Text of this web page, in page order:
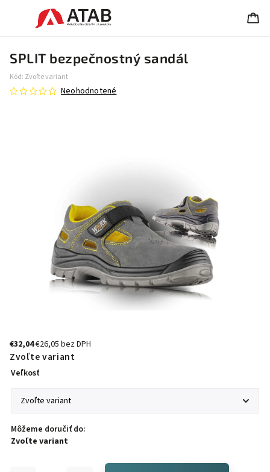
SPLIT bezpečnostný sandál
Kód: Zvoľte variant
Neohodnotené
€32,04€26,05 bez DPH
Zvoľte variant
Veľkosť
Môžeme doručiť do:
Zvoľte variant